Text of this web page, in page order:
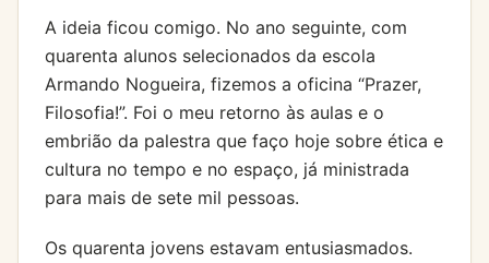
A ideia ficou comigo. No ano seguinte, com
quarenta alunos selecionados da escola
Armando Nogueira, fizemos a oficina “Prazer,
Filosofia!”. Foi o meu retorno às aulas e o
embrião da palestra que faço hoje sobre ética e
cultura no tempo e no espaço, já ministrada
para mais de sete mil pessoas.
Os quarenta jovens estavam entusiasmados.